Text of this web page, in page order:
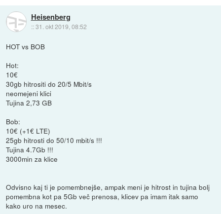
Heisenberg
::31. okt 2019, 08:52
HOT vs BOB
Hot:
10€
30gb hitrositi do 20/5 Mbit/s
neomejeni klici
Tujina 2,73 GB
Bob:
10€ (+1€ LTE)
25gb hitrosti do 50/10 mbit/s !!!
Tujina 4.7Gb !!!
3000min za klice
Odvisno kaj ti je pomembnejše, ampak meni je hitrost in tujina bolj
pomembna kot pa 5Gb več prenosa, klicev pa imam itak samo
kako uro na mesec.